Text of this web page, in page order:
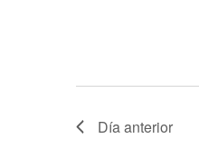
Día anterior